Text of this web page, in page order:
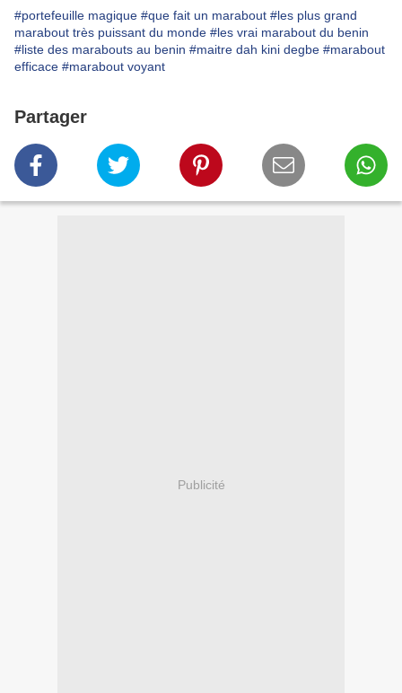
#portefeuille magique #que fait un marabout #les plus grand
marabout très puissant du monde #les vrai marabout du benin
#liste des marabouts au benin #maitre dah kini degbe #marabout
efficace #marabout voyant
Partager
Publicité